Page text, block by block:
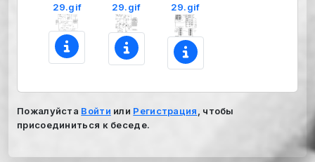
29.gif
29.gif
29.gif
Пожалуйста Войти или Регистрация
, чтобы
присоединиться к беседе.